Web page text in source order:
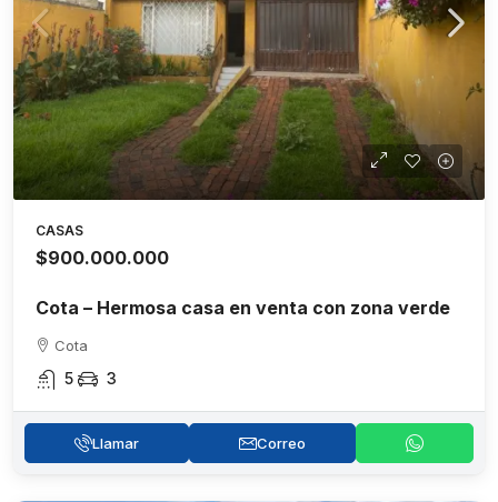
CASAS
$900.000.000
Cota – Hermosa casa en venta con zona verde
Cota
5 3
Llamar Correo